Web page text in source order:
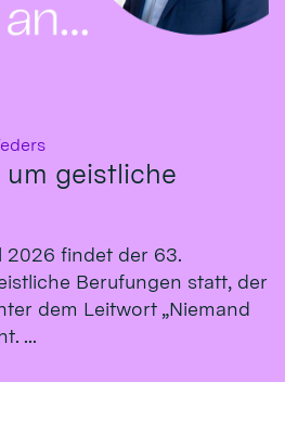
:
geistliche
2026 findet der 63.
Berufungen statt, der
dem Leitwort „Niemand
...